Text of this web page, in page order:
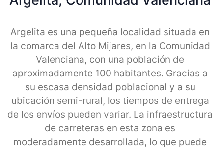
Argelita es una pequeña localidad situada en
la comarca del Alto Mijares, en la Comunidad
Valenciana, con una población de
aproximadamente 100 habitantes. Gracias a
su escasa densidad poblacional y a su
ubicación semi-rural, los tiempos de entrega
de los envíos pueden variar. La infraestructura
de carreteras en esta zona es
moderadamente desarrollada, lo que puede